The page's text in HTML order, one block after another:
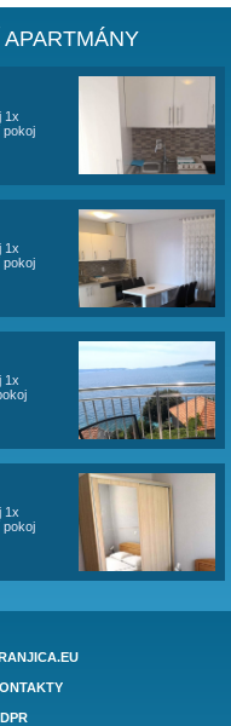
KRIŠTO
(1. pokoj 1x
na rozložení pro 2
výhled na moře.
všechny jednotky
a polstrování na terasu.
(1. pokoj 1x
obývací pokoj
koupelna (wc,
plocha 60 m2,
(1. pokoj 1x
obývací pokoj
koupelna (wc,
plocha 60 m2,